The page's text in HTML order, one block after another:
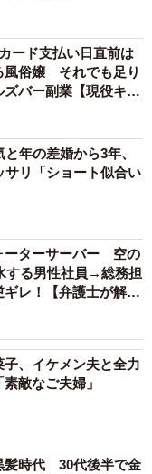
とですか？
す。
（Video Blog）風
動画のオープニン
影していました。
の期間限定のメロ
り奪っていく話は
ーノを奪っていく
たんでしょうか
ード支払い日直前は
俗嬢 それでも足り
バー副業【現役キャ
年の差婚から3年、
サリ「ショート似合い
ーターサーバー 空の
する男性社員→総務担
レ！【弁護士が解
子、イケメン夫と全力
敵なご夫婦」
髪時代 30代後半で金